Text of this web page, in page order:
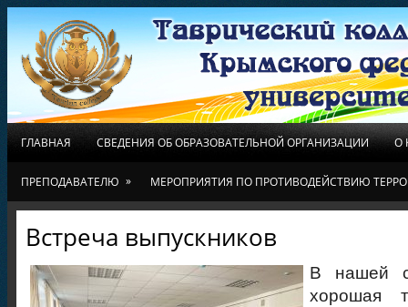
ГЛАВНАЯ СВЕДЕНИЯ ОБ ОБРАЗОВАТЕЛЬНОЙ ОРГАНИЗАЦИИ О
ПРЕПОДАВАТЕЛЮ » МЕРОПРИЯТИЯ ПО ПРОТИВОДЕЙСТВИЮ
Встреча выпускников
В нашей
хорошая